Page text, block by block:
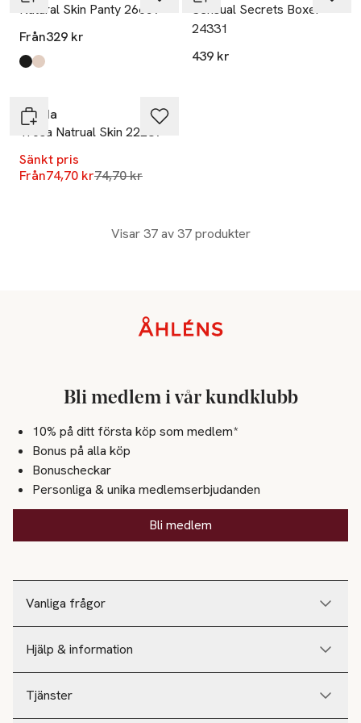
Natural Skin Panty 26659
Från329 kr
Produkten finns i färgerna:
Black
Rose Teint
Sensual Secrets Boxer
24331
439 kr
Calida
Trosa Natrual Skin 22239
Sänkt pris
Från74,70 krLägsta pris 30 dagar
74,70 kr
Visar 37 av 37 produkter
Vanliga frågor
Hjälp & information
Tjänster
Bli medlem i vår kundklubb
10% på ditt första köp som medlem*
Bonus på alla köp
Bonuscheckar
Personliga & unika medlemserbjudanden
Bli medlem